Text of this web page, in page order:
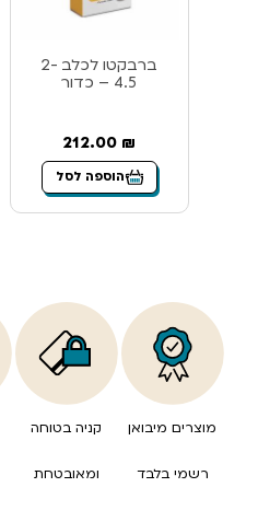
ברבקטו לכלב 2-
4.5 – כדור
212.00 ₪
הוספה לסל
מוצרים מיבואן
רשמי בלבד
קניה בטוחה
ומאובטחת